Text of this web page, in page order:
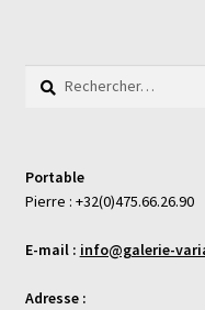
Rechercher :
Portable
Pierre : +32(0)475.66.26.90
E-mail : info@galerie-
Adresse :